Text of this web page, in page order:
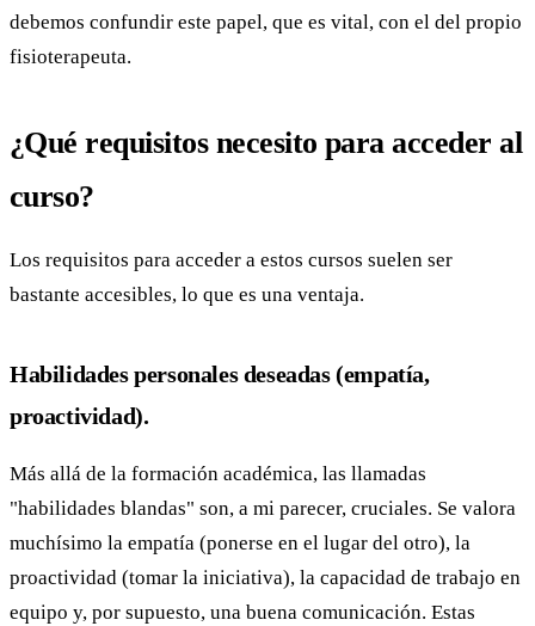
debemos confundir este papel, que es vital, con el del propio
fisioterapeuta.
¿Qué requisitos necesito para acceder al
curso?
Los requisitos para acceder a estos cursos suelen ser
bastante accesibles, lo que es una ventaja.
Habilidades personales deseadas (empatía,
proactividad).
Más allá de la formación académica, las llamadas
"habilidades blandas" son, a mi parecer, cruciales. Se valora
muchísimo la empatía (ponerse en el lugar del otro), la
proactividad (tomar la iniciativa), la capacidad de trabajo en
equipo y, por supuesto, una buena comunicación. Estas